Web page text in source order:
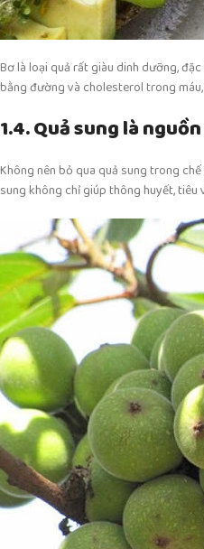
Bơ là loại quả rất giàu dinh dưỡng,
bằng đường và cholesterol trong
1.4. Quả sung là
Không nên bỏ qua quả sung trong
sung không chỉ giúp thông huyết,